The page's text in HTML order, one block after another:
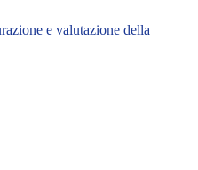
e valutazione della